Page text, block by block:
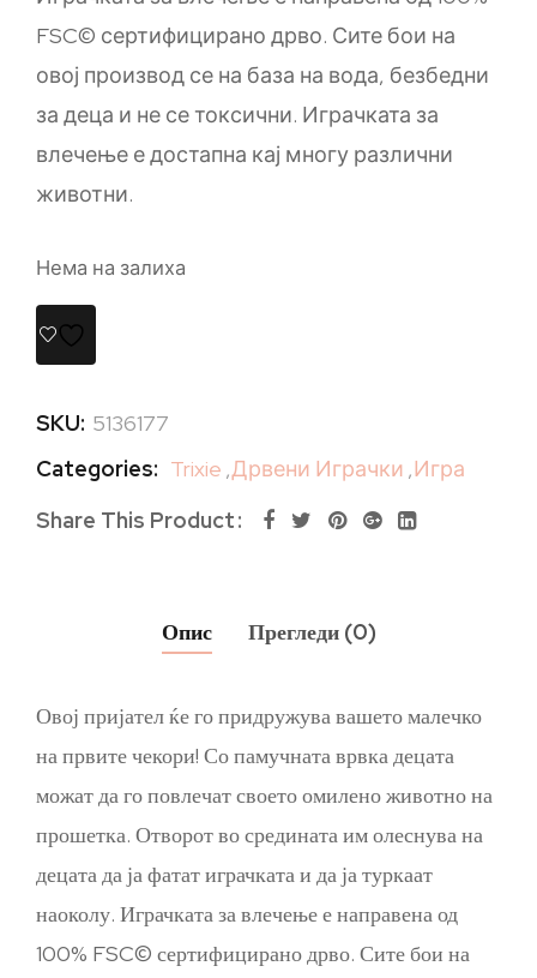
FSC© сертифицирано дрво. Сите бои на
овој производ се на база на вода, безбедни
за деца и не се токсични. Играчката за
влечење е достапна кај многу различни
животни.
Нема на залиха
SKU: 5136177
Categories: Trixie ,Дрвени Играчки ,Игра
Share This Product
Опис Прегледи (0)
Овој пријател ќе го придружува вашето малечко
на првите чекори! Со памучната врвка децата
можат да го повлечат своето омилено животно на
прошетка. Отворот во средината им олеснува на
децата да ја фатат играчката и да ја туркаат
наоколу. Играчката за влечење е направена од
100% FSC© сертифицирано дрво. Сите бои на